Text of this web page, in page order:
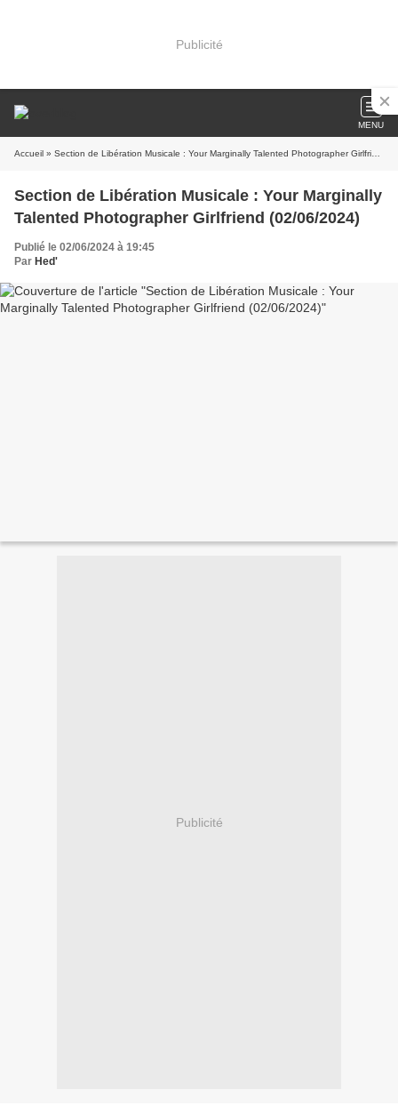
Publicité
MENU
Accueil » Section de Libération Musicale : Your Marginally Talented Photographer Girlfriend (02/06/2024)
Section de Libération Musicale : Your Marginally
Talented Photographer Girlfriend (02/06/2024)
Publié le 02/06/2024 à 19:45
Par Hed'
Publicité